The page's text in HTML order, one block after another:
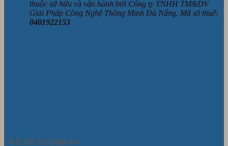
thuộc sở hữu và vận hành bởi Công ty TNHH TM&DV
Giải Pháp Công Nghệ Thông Minh Đà Nẵng. Mã số thuế:
0401922153
Kết nối với chúng tôi